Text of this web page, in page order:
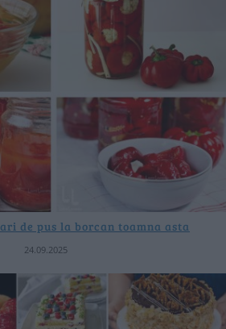
de pus la borcan toamna asta
24.09.2025